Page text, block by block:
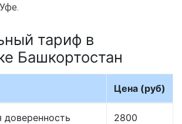
тариф в
Башкортостан
Цена (руб)
доверенность 2800